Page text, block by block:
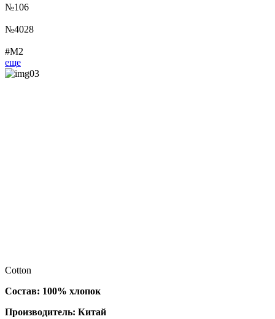
№106
№4028
#М2
еще
Cotton
Состав: 100% хлопок
Производитель: Китай